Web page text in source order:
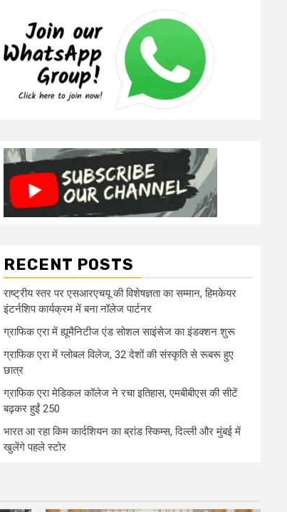
RECENT POSTS
राष्ट्रीय स्तर पर एसआरएचयू की विशेषज्ञता का सम्मान, हिमकेयर
इंटर्नशिप कार्यक्रम में बना नॉलेज पार्टनर
ग्राफिक एरा में ह्यूमैनिटीज एंड सोशल साइंसेज का इंडक्शन शुरू
ग्राफिक एरा में ग्लोबल विलेज, 32 देशों की संस्कृति से रूबरू हुए
छात्र
ग्राफिक एरा मेडिकल कॉलेज ने रचा इतिहास, एमबीबीएस की सीटें
बढ़कर हुईं 250
भारत आ रहा किम कार्दशियन का ब्रांड स्किम्स, दिल्ली और मुंबई में
खुलेंगे पहले स्टोर